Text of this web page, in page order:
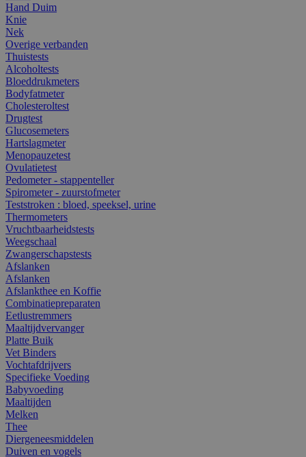
Hand Duim
Knie
Nek
Overige verbanden
Thuistests
Alcoholtests
Bloeddrukmeters
Bodyfatmeter
Cholesteroltest
Drugtest
Glucosemeters
Hartslagmeter
Menopauzetest
Ovulatietest
Pedometer - stappenteller
Spirometer - zuurstofmeter
Teststroken : bloed, speeksel, urine
Thermometers
Vruchtbaarheidstests
Weegschaal
Zwangerschapstests
Afslanken
Afslanken
Afslankthee en Koffie
Combinatiepreparaten
Eetlustremmers
Maaltijdvervanger
Platte Buik
Vet Binders
Vochtafdrijvers
Specifieke Voeding
Babyvoeding
Maaltijden
Melken
Thee
Diergeneesmiddelen
Duiven en vogels